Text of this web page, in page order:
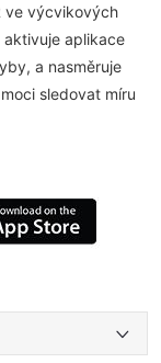
ve výcvikových
aktivuje aplikace
a nasměruje
sledovat míru